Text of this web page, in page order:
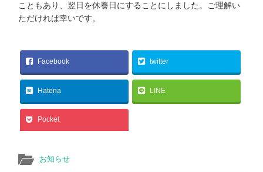
こともあり、翌日を休養日にすることにしました。ご理解い
ただければ幸いです。
Facebook twitter
Hatena LINE
Pocket
お知らせ